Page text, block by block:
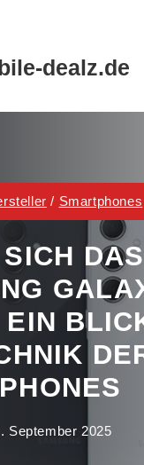
dealz.de
/ Smartphones
DAS
EIN
September 2025